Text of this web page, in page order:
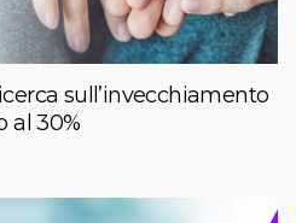
sull’invecchiamento
al 30%